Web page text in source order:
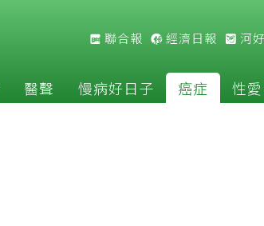
聯合報 經濟日報 河
醫聲 慢病好日子 癌症 性愛